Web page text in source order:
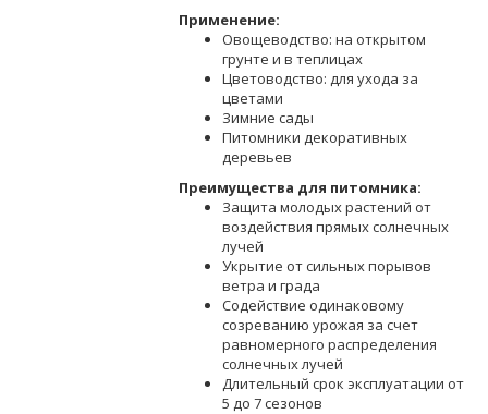
Применение:
Овощеводство: на открытом
грунте и в теплицах
Цветоводство: для ухода за
цветами
Зимние сады
Питомники декоративных
деревьев
Преимущества для питомника:
Защита молодых растений от
воздействия прямых солнечных
лучей
Укрытие от сильных порывов
ветра и града
Содействие одинаковому
созреванию урожая за счет
равномерного распределения
солнечных лучей
Длительный срок эксплуатации от
5 до 7 сезонов